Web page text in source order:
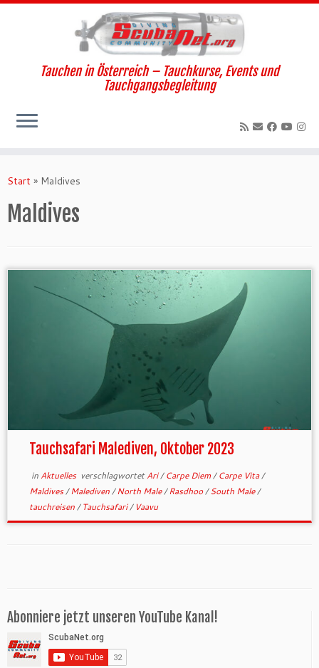
Inhalt
Tauchen in Österreich – Tauchkurse, Events und
Tauchgangsbegleitung
Start » Maldives
Maldives
Tauchsafari Malediven, Oktober 2023
in Aktuelles verschlagwortetAri/Carpe Diem/Carpe Vita/
Maldives/Malediven/North Male/Rasdhoo/South Male/
tauchreisen/Tauchsafari/ Vaavu
Abonniere jetzt unseren YouTube Kanal!